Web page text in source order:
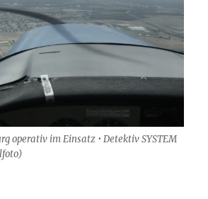
operativ im Einsatz • Detektiv SYSTEM